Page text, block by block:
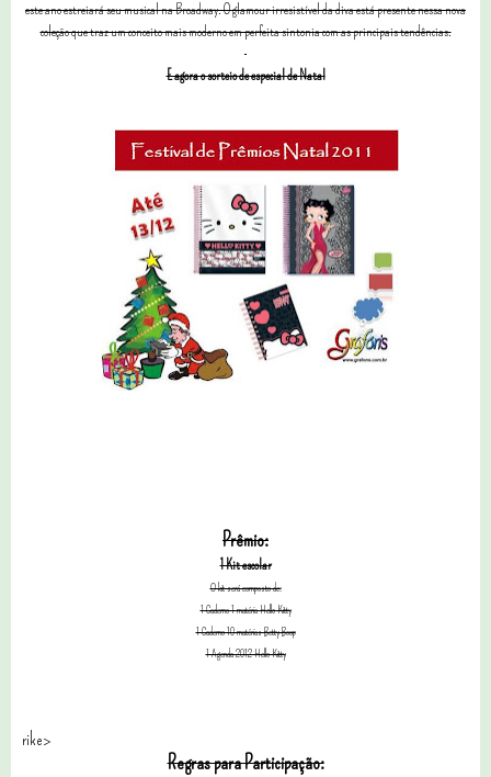
este ano estreiará seu musical na Broadway. O glamour irresistível da diva está presente nessa nova
coleção que traz um conceito mais moderno em perfeita sintonia com as principais tendências.
E agora o sorteio de especial de Natal
Prêmio:
1 Kit escolar
O kit será composto de:
1 Caderno 1 matéria Hello Kitty
1 Caderno 10 matérias Betty Boop
1 Agenda 2012 Hello Kitty
rike>
Regras para Participação: